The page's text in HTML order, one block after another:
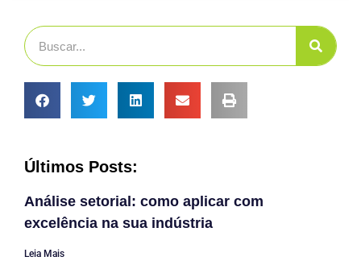
Últimos Posts:
Análise setorial: como aplicar com
excelência na sua indústria
Leia Mais